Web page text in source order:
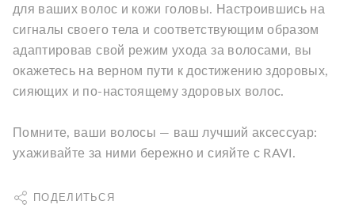
для ваших волос и кожи головы. Настроившись на
сигналы своего тела и соответствующим образом
адаптировав свой режим ухода за волосами, вы
окажетесь на верном пути к достижению здоровых,
сияющих и по-настоящему здоровых волос.
Помните, ваши волосы — ваш лучший аксессуар:
ухаживайте за ними бережно и сияйте с RAVI.
ПОДЕЛИТЬСЯ